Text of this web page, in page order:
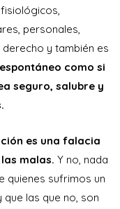
personales,
y también es
como si
seguro, salubre y
es una falacia
malas. Y no, nada
quienes sufrimos un
las que no, son